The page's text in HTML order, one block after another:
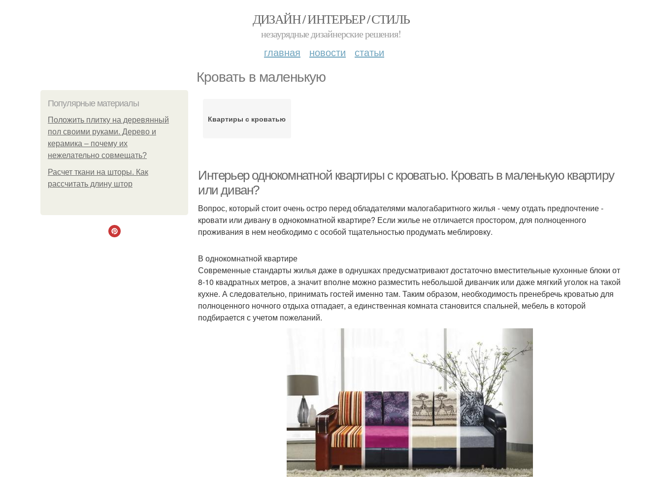
ДИЗАЙН / ИНТЕРЬЕР / СТИЛЬ
незаурядные дизайнерские решения!
главная новости статьи
Кровать в маленькую
Популярные материалы
Положить плитку на деревянный
пол своими руками. Дерево и
керамика – почему их
нежелательно совмещать?
Расчет ткани на шторы. Как
рассчитать длину штор
Квартиры с кроватью
Интерьер однокомнатной квартиры с кроватью. Кровать в маленькую квартиру
или диван?
Вопрос, который стоит очень остро перед обладателями малогабаритного жилья - чему отдать предпочтение -
кровати или дивану в однокомнатной квартире? Если жилье не отличается простором, для полноценного
проживания в нем необходимо с особой тщательностью продумать меблировку.
В однокомнатной квартире
Современные стандарты жилья даже в однушках предусматривают достаточно вместительные кухонные блоки от
8-10 квадратных метров, а значит вполне можно разместить небольшой диванчик или даже мягкий уголок на такой
кухне. А следовательно, принимать гостей именно там. Таким образом, необходимость пренебречь кроватью для
полноценного ночного отдыха отпадает, а единственная комната становится спальней, мебель в которой
подбирается с учетом пожеланий.